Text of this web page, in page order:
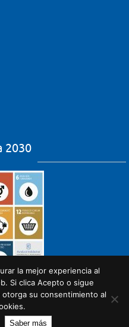
2030
la mejor experiencia al
Si clica Acepto o sigue
su consentimiento al
Saber más